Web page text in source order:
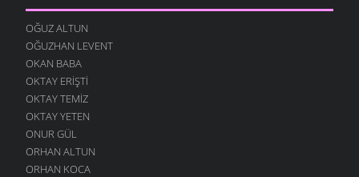
OĞUZ ALTUN
OĞUZHAN LEVENT
OKAN BABA
OKTAY ERIŞTI
OKTAY TEMIZ
OKTAY YETEN
ONUR GÜL
ORHAN ALTUN
ORHAN KOCA